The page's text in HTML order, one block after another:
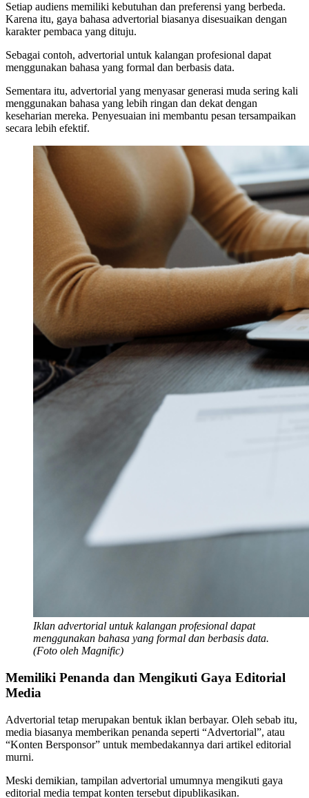
Setiap audiens memiliki kebutuhan dan preferensi yang berbeda.
Karena itu, gaya bahasa advertorial biasanya disesuaikan dengan
karakter pembaca yang dituju.
Sebagai contoh, advertorial untuk kalangan profesional dapat
menggunakan bahasa yang formal dan berbasis data.
Sementara itu, advertorial yang menyasar generasi muda sering kali
menggunakan bahasa yang lebih ringan dan dekat dengan
keseharian mereka. Penyesuaian ini membantu pesan tersampaikan
secara lebih efektif.
Iklan advertorial untuk kalangan profesional dapat
menggunakan bahasa yang formal dan berbasis data.
(Foto oleh Magnific)
Memiliki Penanda dan Mengikuti Gaya Editorial
Media
Advertorial tetap merupakan bentuk iklan berbayar. Oleh sebab itu,
media biasanya memberikan penanda seperti “Advertorial”, atau
“Konten Bersponsor” untuk membedakannya dari artikel editorial
murni.
Meski demikian, tampilan advertorial umumnya mengikuti gaya
editorial media tempat konten tersebut dipublikasikan.